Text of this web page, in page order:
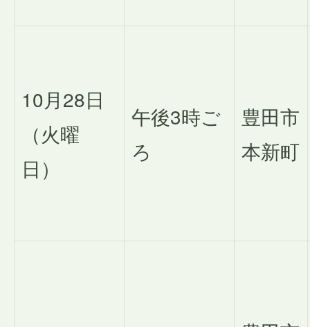
10月28日
（火曜
日）
午後3時ご
ろ
豊田市
本新町